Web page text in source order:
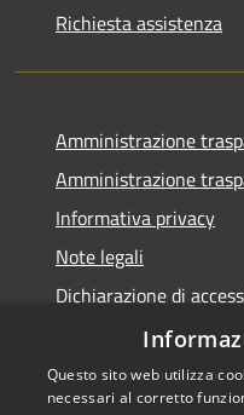
Richiesta assistenza
Amministrazione
Amministrazione
Informativa privacy
Note legali
Dichiarazione di
Questo sito web utilizza
necessari al corretto